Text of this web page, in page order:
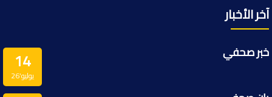
آخر الأخبار
14
يوليو’26
خبر صحفي